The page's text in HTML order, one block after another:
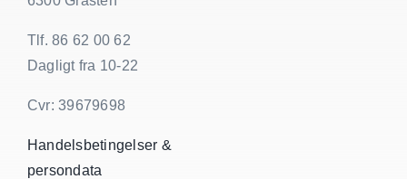
Tlf. 86 62 00 62
Dagligt fra 10-22
Cvr: 39679698
Handelsbetingelser &
persondata